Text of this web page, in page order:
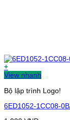
+
View nhanh
Bộ lập trình Logo!
6ED1052-1CC08-